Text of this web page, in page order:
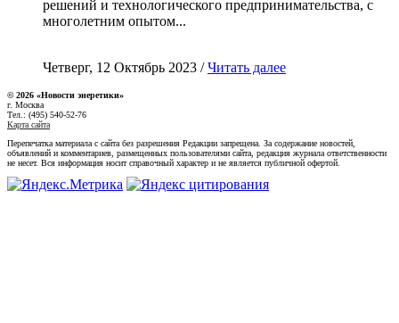
решений и технологического предпринимательства, с
многолетним опытом...
Четверг, 12 Октябрь 2023 /Читать далее
© 2026 «Новости энеретики»
г. Москва
Тел.: (495) 540-52-76
Карта сайта
Перепечатка материала с сайта без разрешения Редакции запрещена. За содержание новостей,
объявлений и комментариев, размещенных пользователями сайта, редакция журнала ответственности
не несет. Вся информация носит справочный характер и не является публичной офертой.